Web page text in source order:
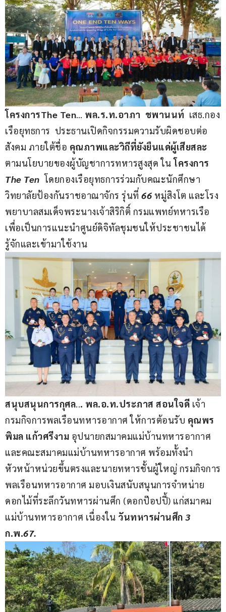
โครงการThe Ten… พล.ร.ท.อาภา  ชพานนท์ เสธ.กอง
เรือยุทธการ  ประธานเปิดกิจกรรมความรับผิดชอบต่อ
สังคม ภายใต้ชื่อ คุณภาพและวิถีที่ยังยืนแด่ผู้เสียสละ
ตามนโยบายของผู้บัญชาการทหารสูงสุด ใน โครงการ
The Ten โดยกองเรือยุทธการร่วมกับคณะนักศึกษา
วิทยาลัยป้องกันราชอาณาจักร รุ่นที่ 66 หมู่สิงโต และโรง
พยาบาลสมเด็จพระนางเจ้าสิริกิติ์ กรมแพทย์ทหารเรือ
เพื่อเป็นการแนะนำศูนย์ดิจิทัลชุมชนให้ประชาชนได้
รู้จักและเข้ามาใช้งาน
สนุบสนุนการกุศล... พล.อ.ท.ประภาส สอนใจดี เจ้า
กรมกิจการพลเรือนทหารอากาศ ให้การต้อนรับ คุณพร
พิมล แก้วศรีงาม อุปนายกสมาคมแม่บ้านทหารอากาศ
และคณะสมาคมแม่บ้านทหารอากาศ พร้อมทั้งนำ
หัวหน้าหน่วยขึ้นตรงและนายทหารชั้นผู้ใหญ่ กรมกิจการ
พลเรือนทหารอากาศ มอบเงินสนับสนุนการจำหน่าย
ดอกไม้ที่ระลึกวันทหารผ่านศึก (ดอกป๊อปปี้) แก่สมาคม
แม่บ้านทหารอากาศ เนื่องใน วันทหารผ่านศึก 3
ก.พ.67.